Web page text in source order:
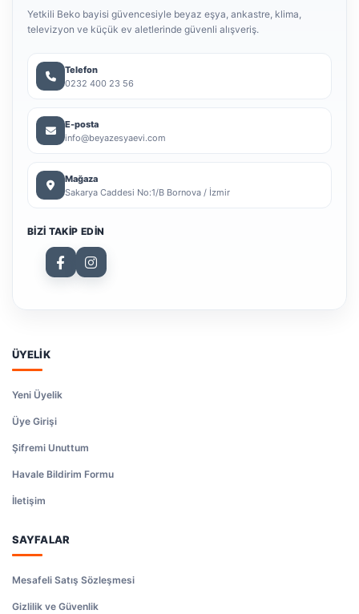
Yetkili Beko bayisi güvencesiyle beyaz eşya, ankastre, klima,
televizyon ve küçük ev aletlerinde güvenli alışveriş.
Telefon
0232 400 23 56
E-posta
info@beyazesyaevi.com
Mağaza
Sakarya Caddesi No:1/B Bornova / İzmir
BIZI TAKIP EDIN
ÜYELİK
Yeni Üyelik
Üye Girişi
Şifremi Unuttum
Havale Bildirim Formu
İletişim
SAYFALAR
Mesafeli Satış Sözleşmesi
Gizlilik ve Güvenlik